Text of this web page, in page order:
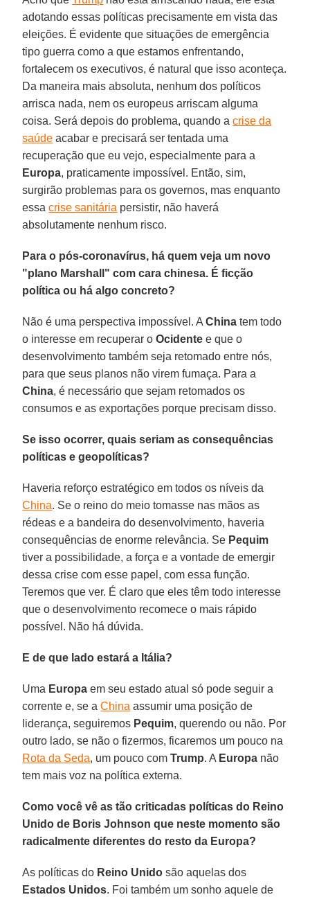
adotando essas políticas precisamente em vista das
eleições. É evidente que situações de emergência
tipo guerra como a que estamos enfrentando,
fortalecem os executivos, é natural que isso aconteça.
Da maneira mais absoluta, nenhum dos políticos
arrisca nada, nem os europeus arriscam alguma
coisa. Será depois do problema, quando acrise da
saúde acabar e precisará ser tentada uma
recuperação que eu vejo, especialmente para a
Europa, praticamente impossível. Então, sim,
surgirão problemas para os governos, mas enquanto
essacrise sanitária persistir, não haverá
absolutamente nenhum risco.
Para o pós-coronavírus, há quem veja um novo
"plano Marshall" com cara chinesa. É ficção
política ou há algo concreto?
Não é uma perspectiva impossível. AChina tem todo
o interesse em recuperar oOcidente e que o
desenvolvimento também seja retomado entre nós,
para que seus planos não virem fumaça. Para a
China, é necessário que sejam retomados os
consumos e as exportações porque precisam disso.
Se isso ocorrer, quais seriam as consequências
políticas e geopolíticas?
Haveria reforço estratégico em todos os níveis da
China. Se o reino do meio tomasse nas mãos as
rédeas e a bandeira do desenvolvimento, haveria
consequências de enorme relevância. Se Pequim
tiver a possibilidade, a força e a vontade de emergir
dessa crise com esse papel, com essa função.
Teremos que ver. É claro que eles têm todo interesse
que o desenvolvimento recomece o mais rápido
possível. Não há dúvida.
E de que lado estará a Itália?
Uma Europa em seu estado atual só pode seguir a
corrente e, se aChina assumir uma posição de
liderança, seguiremos Pequim, querendo ou não. Por
outro lado, se não o fizermos, ficaremos um pouco na
Rota da Seda, um pouco comTrump. A Europa não
tem mais voz na política externa.
Como você vê as tão criticadas políticas do Reino
Unido de Boris Johnson que neste momento são
radicalmente diferentes do resto da Europa?
As políticas do Reino Unido são aquelas dos
Estados Unidos. Foi também um sonho aquele de